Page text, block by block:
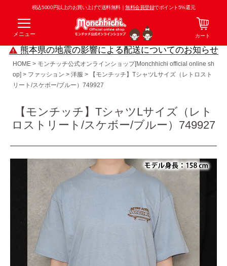
税込5000円以上のお買い上げで送料無料｜無料会員登録でポイント5%還元
メニュー カート
熊本県の地震の影響による配送についてのお知らせ
HOME
モンチッチ公式オンラインショップ[Monchhichi official online sh
op]
ファッション 洋服
【モンチッチ】TシャツLサイズ（レトロスト
リート/スケボー/ブルー）749927
【モンチッチ】TシャツLサイズ（レト
ロストリート/スケボー/ブルー）749927